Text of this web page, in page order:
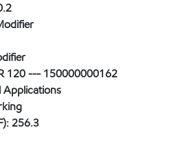
120 --- 150000000162
Applications
256.3